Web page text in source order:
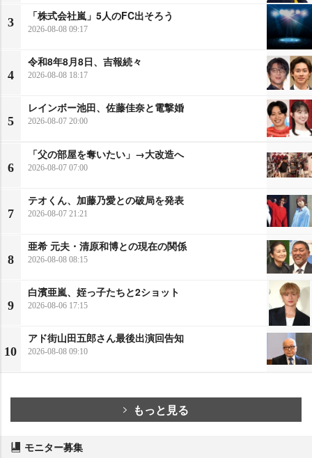
3
「株式会社嵐」5人のFC出そろう
2026-08-08 09:17
4
令和8年8月8日、吉報続々
2026-08-08 18:17
5
レインボー池田、佐藤佳奈と電撃婚
2026-08-07 20:00
6
「父の部屋を奪いたい」→大改造へ
2026-08-07 07:00
7
テオくん、加藤乃愛との破局を発表
2026-08-07 21:21
8
亜希 元夫・清原和博との現在の関係
2026-08-08 08:15
9
白濱亜嵐、姪っ子たちと2ショット
2026-08-06 17:15
10
アド街山田五郎さん最後出演回告知
2026-08-08 09:10
もっと見る
モニター募集